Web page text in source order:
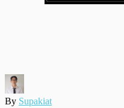
By Supakiat